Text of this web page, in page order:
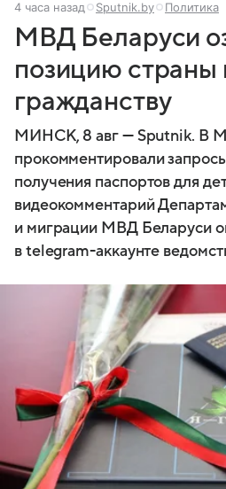
4 часа назад Sputnik.by Политика
МВД Беларуси
позицию страны
гражданству
МИНСК, 8 авг — Sputnik. В
прокомментировали
получения паспортов для
видеокомментарий
и миграции МВД Беларуси
в telegram-аккаунте